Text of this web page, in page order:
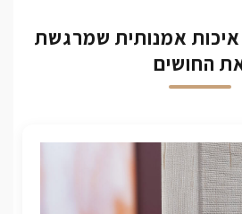
אמנותית שמרגשת
החושים